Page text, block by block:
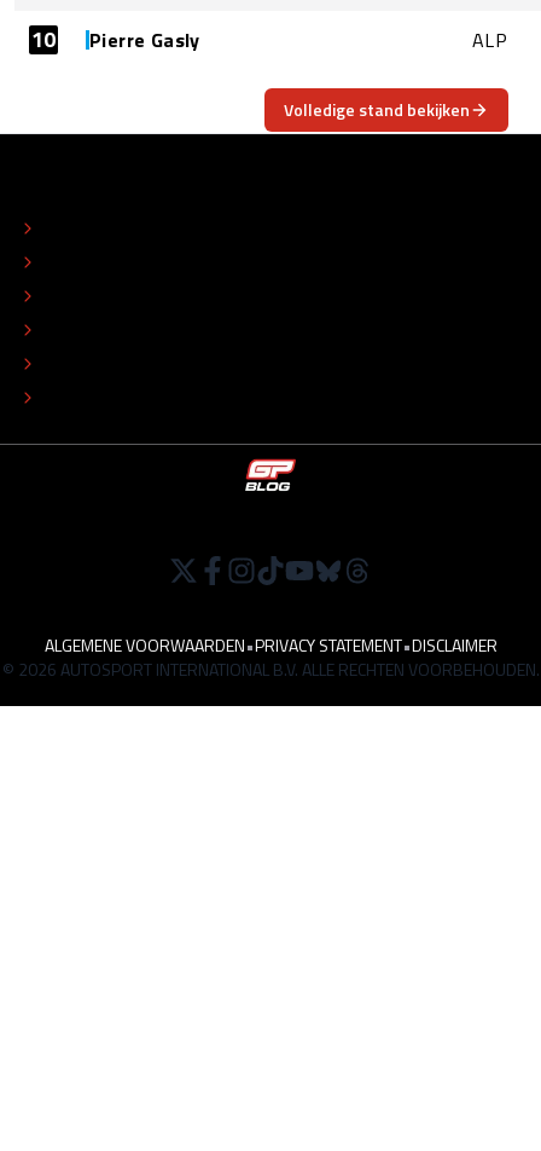
10 Pierre Gasly ALP
Volledige stand bekijken
ALGEMENE VOORWAARDEN•PRIVACY STATEMENT•DISCLAIMER
© 2026 AUTOSPORT INTERNATIONAL B.V. ALLE RECHTEN VOORBEHOUDEN.